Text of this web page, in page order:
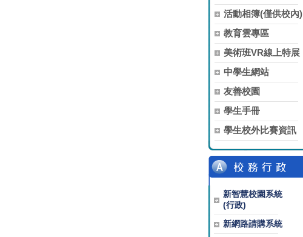
活動相簿(僅供校內)
教育雲專區
美術班VR線上特展
中學生網站
友善校園
學生手冊
學生校外比賽資訊
新智慧校園系統
(行政)
新網路請購系統